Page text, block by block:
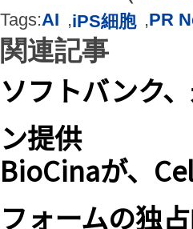
Tags:AI ,iPS細胞 ,PR
関連記事
ソフトバンク
ン提供
BioCinaが、
フォームの独